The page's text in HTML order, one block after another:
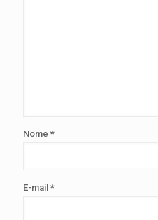
Nome *
E-mail *